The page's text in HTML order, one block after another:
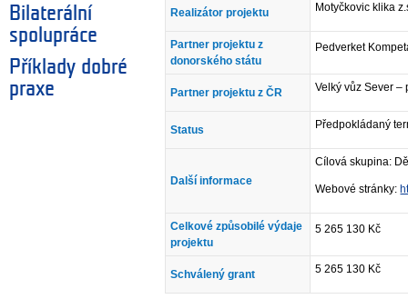
Bilaterální
spolupráce
Příklady dobré
praxe
Realizátor projektu Motyčkovic klika
Partner projektu z
donorského státu
Pedverket
Partner projektu z ČR Velký vůz Sever –
Status Předpokládaný
Další informace
Cílová skupina:
Webové stránky:
Celkové způsobilé výdaje
projektu
5 265 130 Kč
Schválený grant 5 265 130 Kč